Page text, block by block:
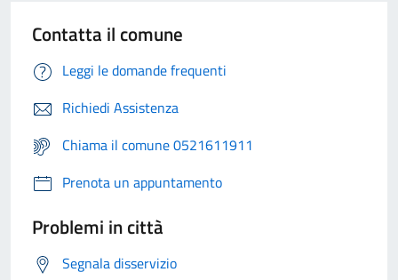
Contatta il comune
Leggi le domande frequenti
Richiedi Assistenza
Chiama il comune 0521611911
Prenota un appuntamento
Problemi in città
Segnala disservizio